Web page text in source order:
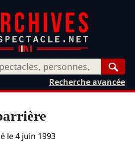
Recherche avancée
le4 juin 1993